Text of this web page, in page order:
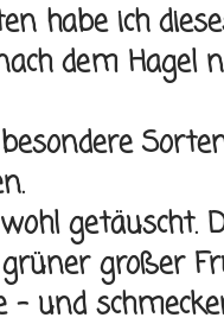
habe ich
dem
getäuscht.
großer
- und